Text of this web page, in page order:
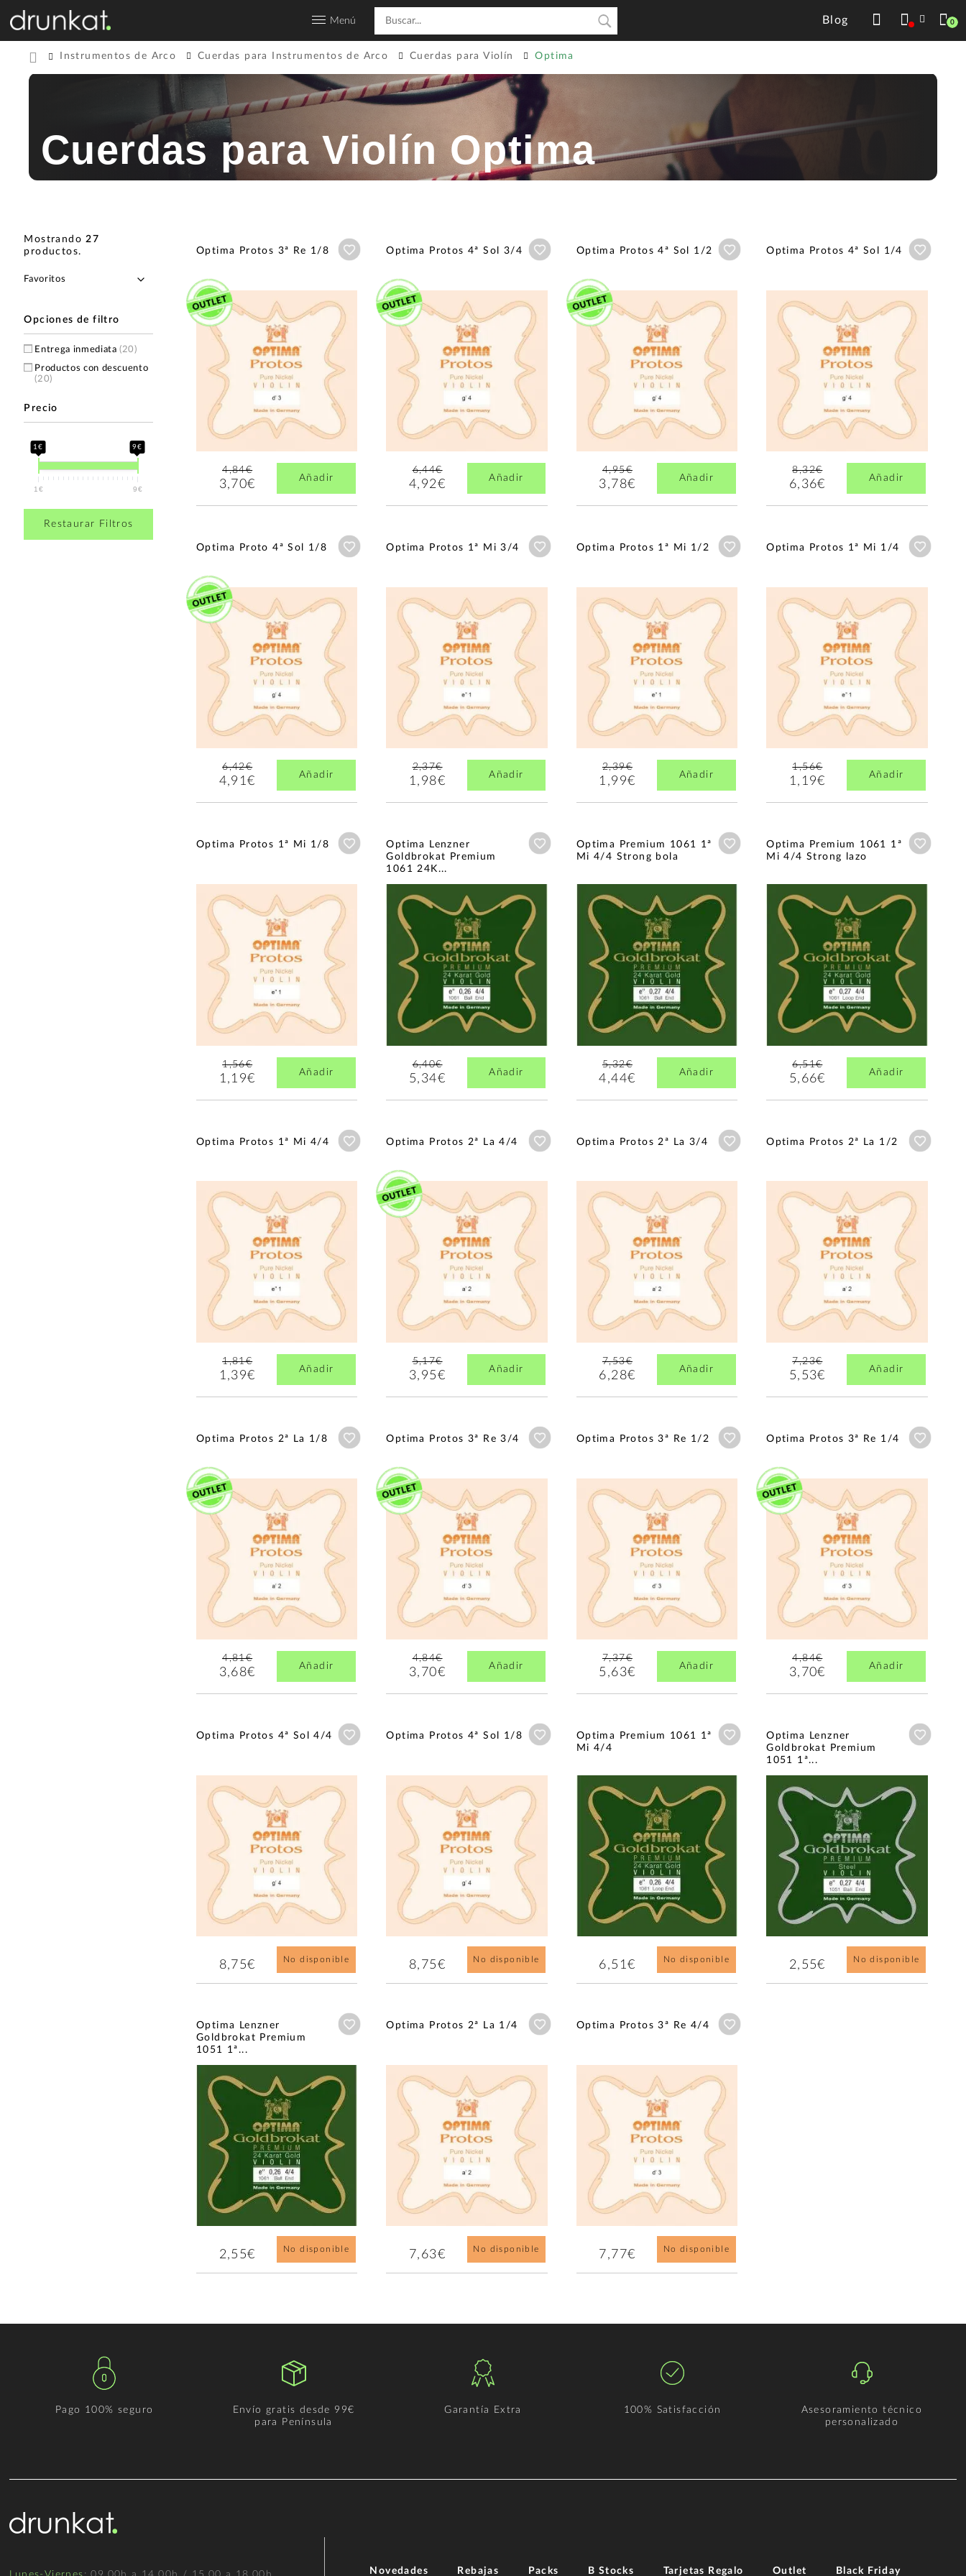
Menú Blog 0
Instrumentos de Arco Cuerdas para Instrumentos de Arco Cuerdas para Violín Optima
Cuerdas para Violín Optima
Mostrando27
productos.
Opciones de filtro
Entrega inmediata(20)
Productos con descuento
(20)
Precio
1€ 9€
1€ 9€
Restaurar Filtros
Optima Protos 3ª Re 1/8 Añadir a wishlist
4,84€
3,70€ Añadir
Optima Protos 4ª Sol 3/4 Añadir a wishlist
6,44€
4,92€ Añadir
Optima Protos 4ª Sol 1/2 Añadir a wishlist
4,95€
3,78€ Añadir
Optima Protos 4ª Sol 1/4
8,32€
6,36€ Añadir
Optima Proto 4ª Sol 1/8 Añadir a wishlist
6,42€
4,91€ Añadir
Optima Protos 1ª Mi 3/4 Añadir a wishlist
2,37€
1,98€ Añadir
Optima Protos 1ª Mi 1/2 Añadir a wishlist
2,39€
1,99€ Añadir
Optima Protos 1ª Mi 1/4
1,56€
1,19€ Añadir
Optima Protos 1ª Mi 1/8 Añadir a wishlist
1,56€
1,19€ Añadir
Optima Lenzner
Goldbrokat Premium
1061 24K...
Añadir a wishlist
6,40€
5,34€ Añadir
Optima Premium 1061 1ª
Mi 4/4 Strong bola
Añadir a wishlist
5,32€
4,44€ Añadir
Optima Premium 1061 1ª
Mi 4/4 Strong lazo
6,51€
5,66€ Añadir
Optima Protos 1ª Mi 4/4 Añadir a wishlist
1,81€
1,39€ Añadir
Optima Protos 2ª La 4/4 Añadir a wishlist
5,17€
3,95€ Añadir
Optima Protos 2ª La 3/4 Añadir a wishlist
7,53€
6,28€ Añadir
Optima Protos 2ª La 1/2
7,23€
5,53€ Añadir
Optima Protos 2ª La 1/8 Añadir a wishlist
4,81€
3,68€ Añadir
Optima Protos 3ª Re 3/4 Añadir a wishlist
4,84€
3,70€ Añadir
Optima Protos 3ª Re 1/2 Añadir a wishlist
7,37€
5,63€ Añadir
Optima Protos 3ª Re 1/4
4,84€
3,70€ Añadir
Optima Protos 4ª Sol 4/4 Añadir a wishlist
8,75€ No disponible
Optima Protos 4ª Sol 1/8 Añadir a wishlist
8,75€ No disponible
Optima Premium 1061 1ª
Mi 4/4
Añadir a wishlist
6,51€ No disponible
Optima Lenzner
Goldbrokat Premium
1051 1ª...
2,55€ No disponible
Optima Lenzner
Goldbrokat Premium
1051 1ª...
Añadir a wishlist
2,55€ No disponible
Optima Protos 2ª La 1/4 Añadir a wishlist
7,63€ No disponible
Optima Protos 3ª Re 4/4
7,77€ No disponible
Pago 100% seguro
Envío gratis desde 99€
para Península
Garantía Extra 100% Satisfacción
Asesoramiento técnico
personalizado
Novedades Rebajas Packs B Stocks Tarjetas Regalo Outlet Black Friday